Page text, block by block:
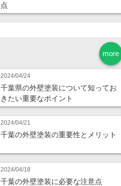
点
more
2024/04/24
千葉県の外壁塗装について知ってお
きたい重要なポイント
2024/04/21
千葉の外壁塗装の重要性とメリット
2024/04/18
千葉の外壁塗装に必要な注意点